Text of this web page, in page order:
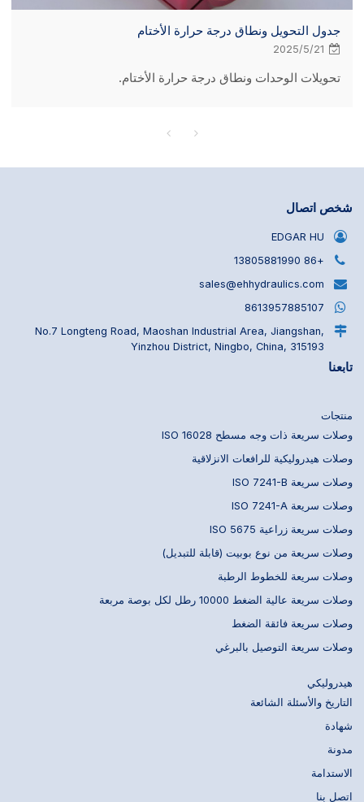
جدول التحويل ونطاق درجة حرارة الأختام
2025/5/21
تحويلات الوحدات ونطاق درجة حرارة الأختام.
شخص اتصال
EDGAR HU
+86 13805881990
sales@ehhydraulics.com
8613957885107
No.7 Longteng Road, Maoshan Industrial Area, Jiangshan,
Yinzhou District, Ningbo, China, 315193
تابعنا
منتجات
وصلات سريعة ذات وجه مسطح ISO 16028
وصلات هيدروليكية للرافعات الانزلاقية
وصلات سريعة ISO 7241-B
وصلات سريعة ISO 7241-A
وصلات سريعة زراعية ISO 5675
وصلات سريعة من نوع بوبيت (قابلة للتبديل)
وصلات سريعة للخطوط الرطبة
وصلات سريعة عالية الضغط 10000 رطل لكل بوصة مربعة
وصلات سريعة فائقة الضغط
وصلات سريعة التوصيل بالبرغي
هيدروليكي
التاريخ والأسئلة الشائعة
شهادة
مدونة
الاستدامة
اتصل بنا